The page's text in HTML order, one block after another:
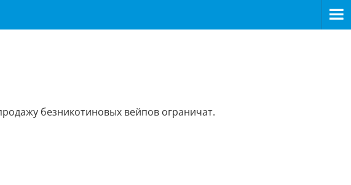
безникотиновых вейпов ограничат.